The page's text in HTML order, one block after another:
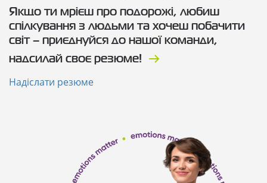
Якщо ти мрієш про подорожі, любиш
спілкування з людьми та хочеш побачити
світ – приєднуйся до нашої команди,
надсилай своє резюме!
Надіслати резюме